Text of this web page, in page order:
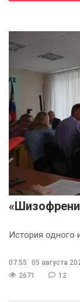
История одного
07:55
05 августа
2671
12